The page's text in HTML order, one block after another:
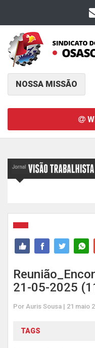
NOSSA MISSÃO
21-05-2025
Por Auris Sousa | 21 maio
TAGS